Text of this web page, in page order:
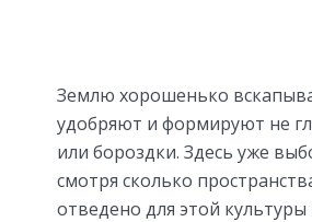
Землю хорошенько
удобряют и формируют не
или бороздки. Здесь уже
смотря сколько
отведено для этой